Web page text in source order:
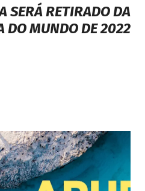
SERÁ RETIRADO DA
DO MUNDO DE 2022